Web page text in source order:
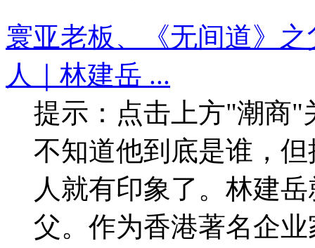
寰亚老板、《无间道》
人｜林建岳 ...
提示：点击上方"潮商"
不知道他到底是谁，
人就有印象了。林建
父。作为香港著名企